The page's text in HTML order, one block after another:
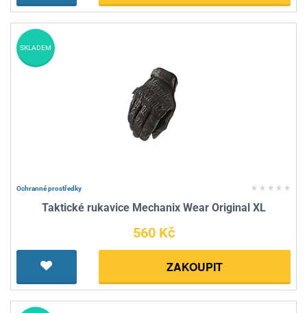
Ochranné prostředky
Taktické rukavice Mechanix Wear Original XL
560 Kč
ZAKOUPIT
SKLADEM